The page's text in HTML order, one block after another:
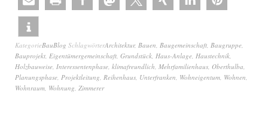
KategorieBauBlog SchlagwörterArchitektur, Bauen, Baugemeinschaft, Baugruppe,
Bauprojekt, Eigentümergemeinschaft, Grundstück, Haus-Anlage, Haustechnik,
Holzbauweise, Interessentenphase, klimafreundlich, Mehrfamilienhaus, Oberthulba,
Planungsphase, Projektleitung, Reihenhaus, Unterfranken, Wohneigentum, Wohnen,
Wohnraum, Wohnung, Zimmerer